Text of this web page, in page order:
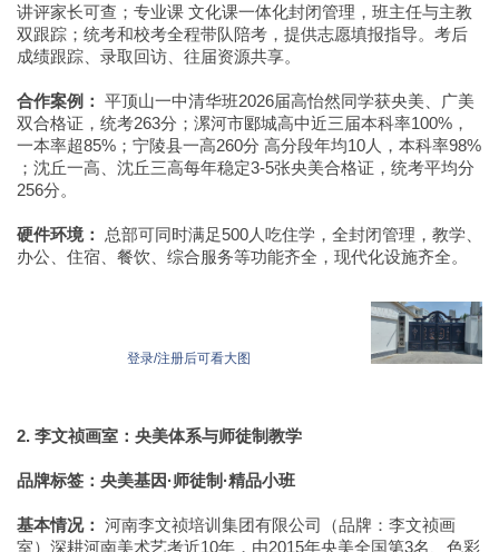
讲评家长可查；专业课 文化课一体化封闭管理，班主任与主教
双跟踪；统考和校考全程带队陪考，提供志愿填报指导。考后
成绩跟踪、录取回访、往届资源共享。
合作案例： 平顶山一中清华班2026届高怡然同学获央美、广美
双合格证，统考263分；漯河市郾城高中近三届本科率100%，
一本率超85%；宁陵县一高260分 高分段年均10人，本科率98%
；沈丘一高、沈丘三高每年稳定3-5张央美合格证，统考平均分
256分。
硬件环境：
总部可同时满足500人吃住学，全封闭管理，教学、
办公、住宿、餐饮、综合服务等功能齐全，现代化设施齐全。
登录/注册后可看大图
2. 李文祯画室：央美体系与师徒制教学
品牌标签：央美基因·师徒制·精品小班
基本情况： 河南李文祯培训集团有限公司（品牌：李文祯画
室）深耕河南美术艺考近10年，由2015年央美全国第3名、色彩